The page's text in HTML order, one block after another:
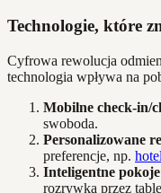
Technologie, które
Cyfrowa rewolucja
technologia wpływa na
Mobilne check-in/
swoboda.
Personalizowane
preferencje, np.
Inteligentne pokoje
rozrywką przez